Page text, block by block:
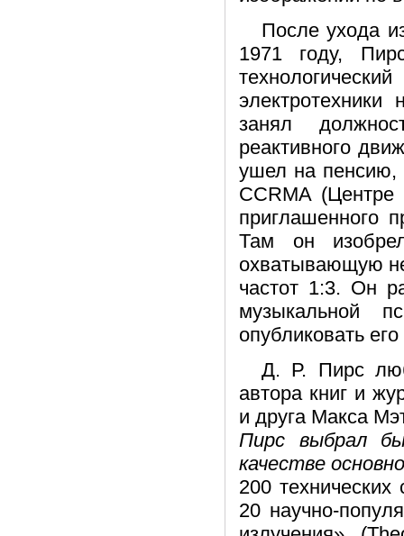
После ухода
1971 году,
занял
реактивного
ушел на пенсию,
CCRMA
приглашенного
Там он
охватывающую
частот 1:3. Он
музыкальной
опубликовать
Д. Р. Пирс
автора книг и
и друга Макса
Пирс выбрал
качестве
200 технических
20 научно-